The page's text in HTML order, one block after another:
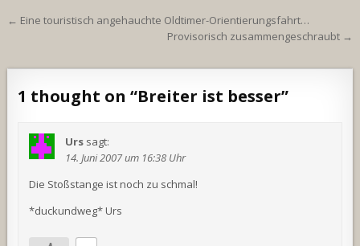
Beitragsnavigation
← Eine touristisch angehauchte Oldtimer-Orientierungsfahrt…
Provisorisch zusammengeschraubt →
1 thought on “Breiter ist besser”
Urs sagt:
14. Juni 2007 um 16:38 Uhr
Die Stoßstange ist noch zu schmal!
*duckundweg* Urs